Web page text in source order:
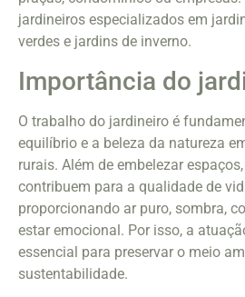
jardineiros especializados em
verdes e jardins de inverno.
Importância do
O trabalho do jardineiro é
equilíbrio e a beleza da natureza
rurais. Além de embelezar
contribuem para a qualidade de
proporcionando ar puro, sombra,
estar emocional. Por isso, a
essencial para preservar o meio
sustentabilidade.